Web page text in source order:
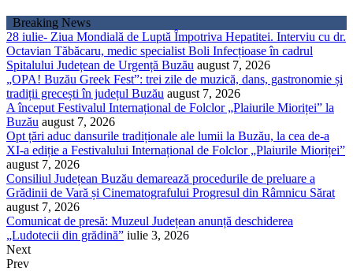
Sari
la
conținut
Breaking News
28 iulie- Ziua Mondială de Luptă Împotriva Hepatitei. Interviu cu dr.
Octavian Tăbăcaru, medic specialist Boli Infecțioase în cadrul
Spitalului Județean de Urgență Buzău august 7, 2026
„OPA! Buzău Greek Fest”: trei zile de muzică, dans, gastronomie și
tradiții grecești în județul Buzău august 7, 2026
A început Festivalul Internațional de Folclor „Plaiurile Mioriței” la
Buzău august 7, 2026
Opt țări aduc dansurile tradiționale ale lumii la Buzău, la cea de-a
XI-a ediție a Festivalului Internațional de Folclor „Plaiurile Mioriței”
august 7, 2026
Consiliul Județean Buzău demarează procedurile de preluare a
Grădinii de Vară și Cinematografului Progresul din Râmnicu Sărat
august 7, 2026
Comunicat de presă: Muzeul Județean anunță deschiderea
„Ludotecii din grădină” iulie 3, 2026
Next
Prev